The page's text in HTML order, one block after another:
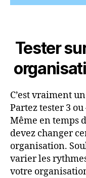
Tester
C’est vraiment
Partez tester 3
Même en temps
devez changer
organisation.
varier les
votre